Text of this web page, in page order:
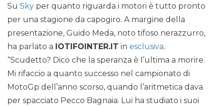
Su Sky per quanto riguarda i motori è tutto pronto
per una stagione da capogiro. A margine della
presentazione, Guido Meda, noto tifoso nerazzurro,
ha parlato a IOTIFOINTER.IT in esclusiva.
“Scudetto? Dico che la speranza è l’ultima a morire.
Mi rifaccio a quanto successo nel campionato di
MotoGp dell’anno scorso, quando l’aritmetica dava
per spacciato Pecco Bagnaia. Lui ha studiato i suoi